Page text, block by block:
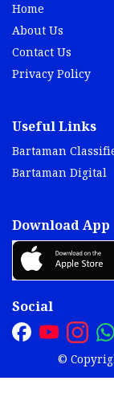
Home
About Us
Contact Us
Privacy Policy
Useful Links
Bartaman
Bartaman Digital
Download App
Social
©